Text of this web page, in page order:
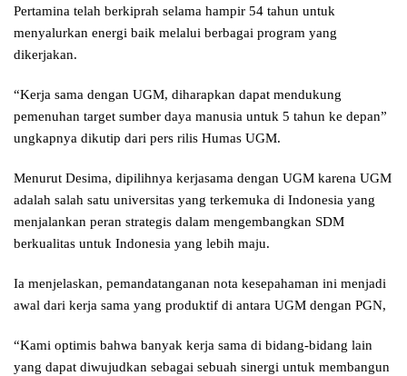
Pertamina telah berkiprah selama hampir 54 tahun untuk
menyalurkan energi baik melalui berbagai program yang
dikerjakan.
“Kerja sama dengan UGM, diharapkan dapat mendukung
pemenuhan target sumber daya manusia untuk 5 tahun ke depan”
ungkapnya dikutip dari pers rilis Humas UGM.
Menurut Desima, dipilihnya kerjasama dengan UGM karena UGM
adalah salah satu universitas yang terkemuka di Indonesia yang
menjalankan peran strategis dalam mengembangkan SDM
berkualitas untuk Indonesia yang lebih maju.
Ia menjelaskan, pemandatanganan nota kesepahaman ini menjadi
awal dari kerja sama yang produktif di antara UGM dengan PGN,
“Kami optimis bahwa banyak kerja sama di bidang-bidang lain
yang dapat diwujudkan sebagai sebuah sinergi untuk membangun